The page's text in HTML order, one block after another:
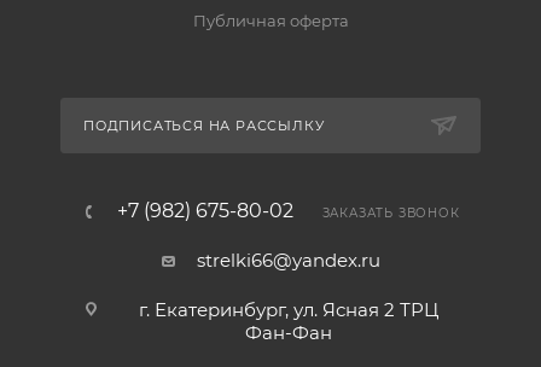
Публичная оферта
ПОДПИСАТЬСЯ НА РАССЫЛКУ
+7 (982) 675-80-02 ЗАКАЗАТЬ ЗВОНОК
strelki66@yandex.ru
г. Екатеринбург, ул. Ясная 2 ТРЦ
Фан-Фан